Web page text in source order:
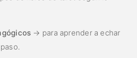
→ para aprender a echar